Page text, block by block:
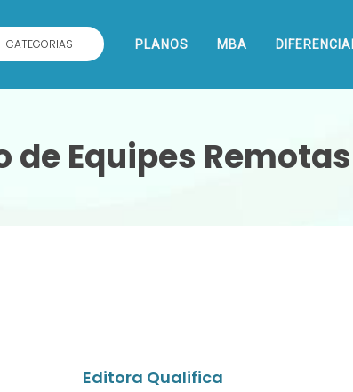
CATEGORIAS PLANOS MBA
de Equipes Remotas
Editora Qualifica